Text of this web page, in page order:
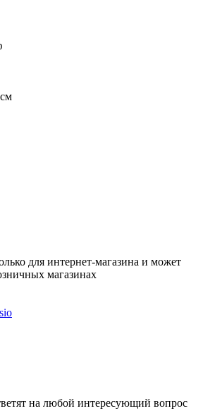
для интернет-магазина и может
магазинах
на любой интересующий вопрос